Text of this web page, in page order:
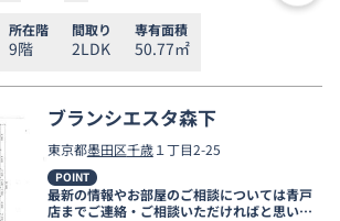
所在階
9階
間取り
2LDK
専有面積
50.77㎡
ブランシエスタ森下
東京都墨田区千歳１丁目2-25
POINT
最新の情報やお部屋のご相談については青戸
店までご連絡・ご相談いただければと思いま